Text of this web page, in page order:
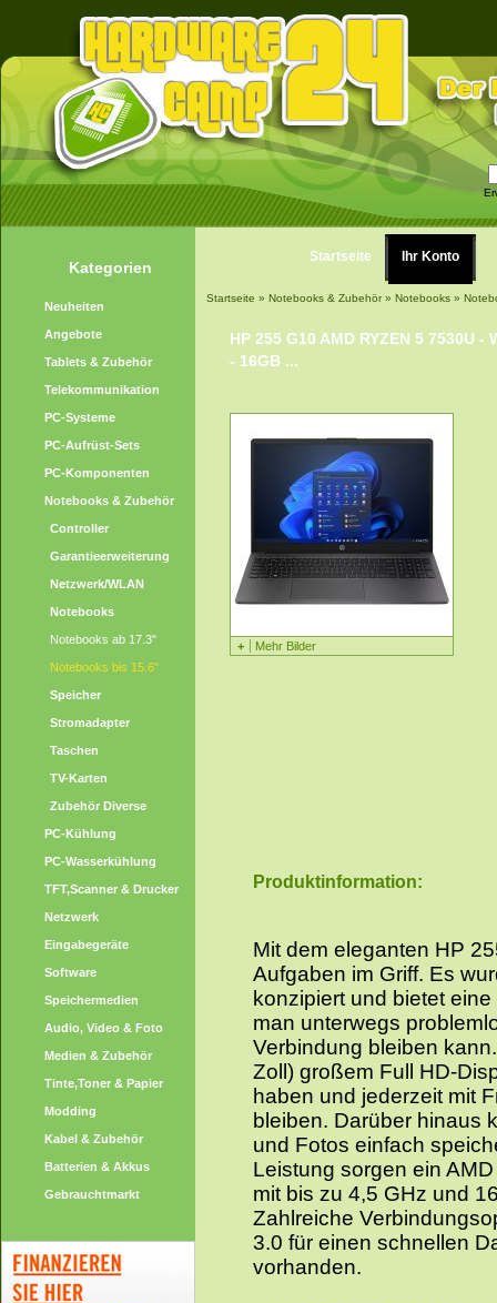
Kategorien
Neuheiten
Angebote
Tablets & Zubehör
Telekommunikation
PC-Systeme
PC-Aufrüst-Sets
PC-Komponenten
Notebooks & Zubehör
Controller
Garantieerweiterung
Netzwerk/WLAN
Notebooks
Notebooks ab 17.3"
Notebooks bis 15.6"
Speicher
Stromadapter
Taschen
TV-Karten
Zubehör Diverse
PC-Kühlung
PC-Wasserkühlung
TFT,Scanner & Drucker
Netzwerk
Eingabegeräte
Software
Speichermedien
Audio, Video & Foto
Medien & Zubehör
Tinte,Toner & Papier
Modding
Kabel & Zubehör
Batterien & Akkus
Gebrauchtmarkt
Startseite Ihr Konto
Startseite » Notebooks & Zubehör» Notebooks »
HP 255 G10 AMD RYZEN 5 7530U -
- 16GB ...
+ Mehr Bilder
Produktinformation:
Mit dem eleganten HP
Aufgaben im Griff. Es
konzipiert und bietet
man unterwegs
Verbindung bleiben
Zoll) großem Full HD-
haben und jederzeit mit
bleiben. Darüber hinaus
und Fotos einfach
Leistung sorgen ein
mit bis zu 4,5 GHz und
Zahlreiche
3.0 für einen schnellen
vorhanden.